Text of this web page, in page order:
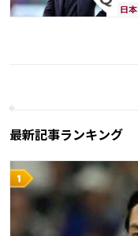
日本
最新記事ランキング